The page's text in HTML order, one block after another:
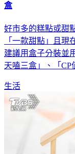
盒
好市多的糕點或甜
「一款甜點」且現
建議用盒子分裝並
天嗑三盒」、「CP
生活